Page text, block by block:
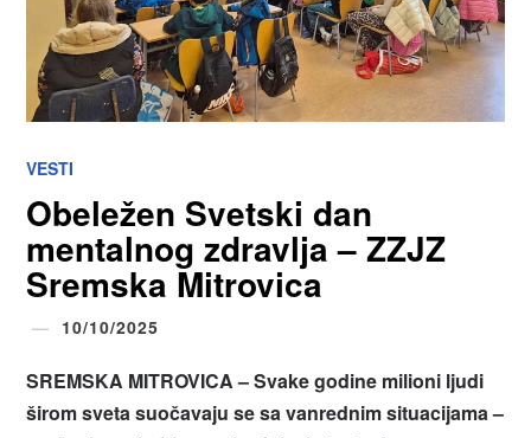
VESTI
Obeležen Svetski dan
mentalnog zdravlja – ZZJZ
Sremska Mitrovica
10/10/2025
SREMSKA MITROVICA – Svake godine milioni ljudi
širom sveta suočavaju se sa vanrednim situacijama –